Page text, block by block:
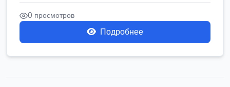
0 просмотров
Подробнее